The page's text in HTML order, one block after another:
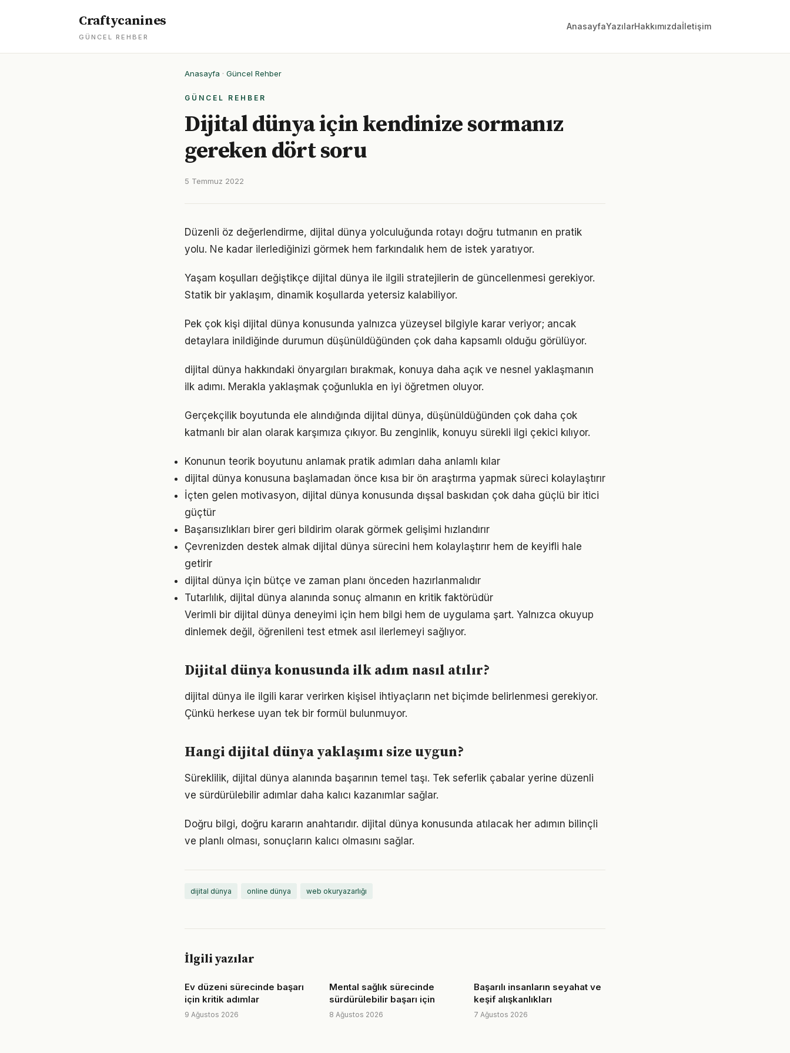
Craftycanines
GÜNCEL REHBER
AnasayfaYazılarHakkımızdaİletişim
Anasayfa · Güncel Rehber
GÜNCEL REHBER
Dijital dünya için kendinize sormanız
gereken dört soru
5 Temmuz 2022
Düzenli öz değerlendirme, dijital dünya yolculuğunda rotayı doğru tutmanın en pratik
yolu. Ne kadar ilerlediğinizi görmek hem farkındalık hem de istek yaratıyor.
Yaşam koşulları değiştikçe dijital dünya ile ilgili stratejilerin de güncellenmesi gerekiyor.
Statik bir yaklaşım, dinamik koşullarda yetersiz kalabiliyor.
Pek çok kişi dijital dünya konusunda yalnızca yüzeysel bilgiyle karar veriyor; ancak
detaylara inildiğinde durumun düşünüldüğünden çok daha kapsamlı olduğu görülüyor.
dijital dünya hakkındaki önyargıları bırakmak, konuya daha açık ve nesnel yaklaşmanın
ilk adımı. Merakla yaklaşmak çoğunlukla en iyi öğretmen oluyor.
Gerçekçilik boyutunda ele alındığında dijital dünya, düşünüldüğünden çok daha çok
katmanlı bir alan olarak karşımıza çıkıyor. Bu zenginlik, konuyu sürekli ilgi çekici kılıyor.
Konunun teorik boyutunu anlamak pratik adımları daha anlamlı kılar
dijital dünya konusuna başlamadan önce kısa bir ön araştırma yapmak süreci kolaylaştırır
İçten gelen motivasyon, dijital dünya konusunda dışsal baskıdan çok daha güçlü bir itici
güçtür
Başarısızlıkları birer geri bildirim olarak görmek gelişimi hızlandırır
Çevrenizden destek almak dijital dünya sürecini hem kolaylaştırır hem de keyifli hale
getirir
dijital dünya için bütçe ve zaman planı önceden hazırlanmalıdır
Tutarlılık, dijital dünya alanında sonuç almanın en kritik faktörüdür
Verimli bir dijital dünya deneyimi için hem bilgi hem de uygulama şart. Yalnızca okuyup
dinlemek değil, öğrenileni test etmek asıl ilerlemeyi sağlıyor.
Dijital dünya konusunda ilk adım nasıl atılır?
dijital dünya ile ilgili karar verirken kişisel ihtiyaçların net biçimde belirlenmesi gerekiyor.
Çünkü herkese uyan tek bir formül bulunmuyor.
Hangi dijital dünya yaklaşımı size uygun?
Süreklilik, dijital dünya alanında başarının temel taşı. Tek seferlik çabalar yerine düzenli
ve sürdürülebilir adımlar daha kalıcı kazanımlar sağlar.
Doğru bilgi, doğru kararın anahtarıdır. dijital dünya konusunda atılacak her adımın bilinçli
ve planlı olması, sonuçların kalıcı olmasını sağlar.
dijital dünya online dünya web okuryazarlığı
İlgili yazılar
Ev düzeni sürecinde başarı
için kritik adımlar
9 Ağustos 2026
Mental sağlık sürecinde
sürdürülebilir başarı için
8 Ağustos 2026
Başarılı insanların seyahat ve
keşif alışkanlıkları
7 Ağustos 2026